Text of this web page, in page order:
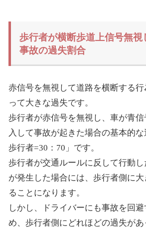
歩行者が横断歩道上信号無視
事故の過失割合
赤信号を無視して道路を横断する
って大きな過失です。
歩行者が赤信号を無視し、車が青
入して事故が起きた場合の基本的な
歩行者=30 ： 70 」です。
歩行者が交通ルールに反して行動
が発生した場合には、歩行者側に
ることになります。
しかし、ドライバーにも事故を回
め、歩行者側にどれほどの過失が